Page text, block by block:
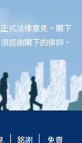
些新費用出現（例
式法律意見。閣下
諮詢閣下的律師。
銘謝 免責